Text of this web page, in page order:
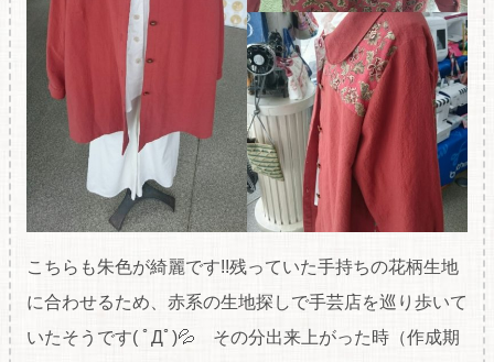
こちらも朱色が綺麗です!!残っていた手持ちの花柄生地
に合わせるため、赤系の生地探しで手芸店を巡り歩いて
いたそうです( ﾟДﾟ)💦 その分出来上がった時（作成期